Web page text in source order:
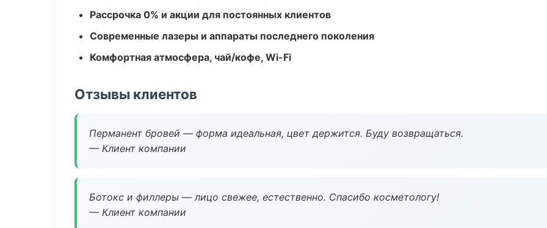
Рассрочка 0% и акции для постоянных клиентов
Современные лазеры и аппараты последнего поколения
Комфортная атмосфера, чай/кофе, Wi-Fi
Отзывы клиентов
Перманент бровей — форма идеальная, цвет держится. Буду возвращаться.
— Клиент компании
Ботокс и филлеры — лицо свежее, естественно. Спасибо косметологу!
— Клиент компании